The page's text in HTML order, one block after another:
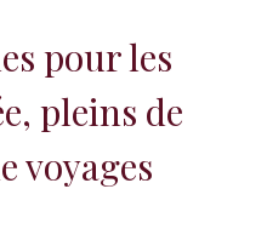
pour les
pleins de
voyages